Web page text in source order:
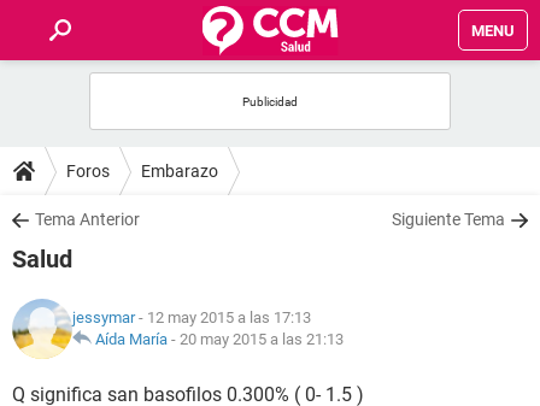
MENU
FOROS
SALUD
NUTRICIÓN
BIENESTAR
Foros Embarazo
Tema Anterior Siguiente Tema
Salud
jessymar- 12 may 2015 a las 17:13
Aída María - 20 may 2015 a las 21:13
Q significa san basofilos 0.300% ( 0- 1.5 )